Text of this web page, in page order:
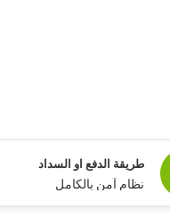
طريقة الدفع او السداد
نظام آمن بالكامل